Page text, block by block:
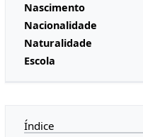
Nascimento
Nacionalidade
Naturalidade
Escola
Índice